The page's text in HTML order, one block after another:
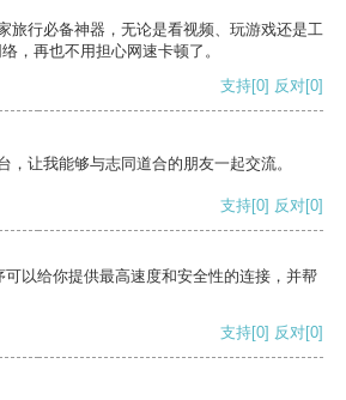
旅行必备神器，无论是看视频、玩游戏还是工
，再也不用担心网速卡顿了。
支持[0] 反对[0]
，让我能够与志同道合的朋友一起交流。
支持[0] 反对[0]
以给你提供最高速度和安全性的连接，并帮
支持[0] 反对[0]